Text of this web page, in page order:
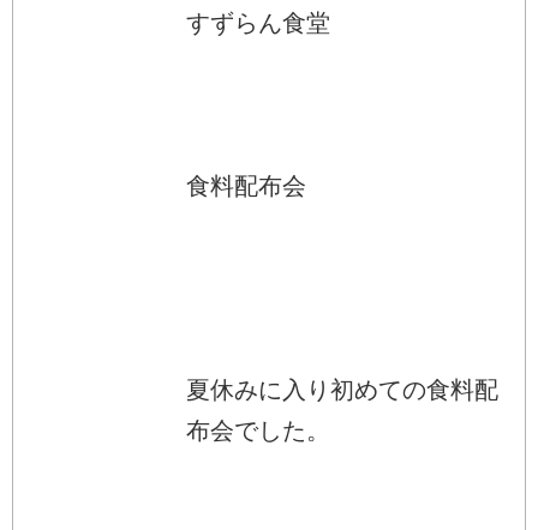
すずらん食堂
食料配布会
夏休みに入り初めての食料配
布会でした。